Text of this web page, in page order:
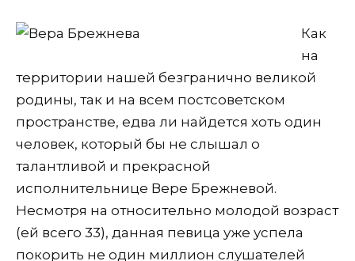
Как
на
территории нашей безгранично великой
родины, так и на всем постсоветском
пространстве, едва ли найдется хоть один
человек, который бы не слышал о
талантливой и прекрасной
исполнительнице Вере Брежневой.
Несмотря на относительно молодой возраст
(ей всего 33), данная певица уже успела
покорить не один миллион слушателей